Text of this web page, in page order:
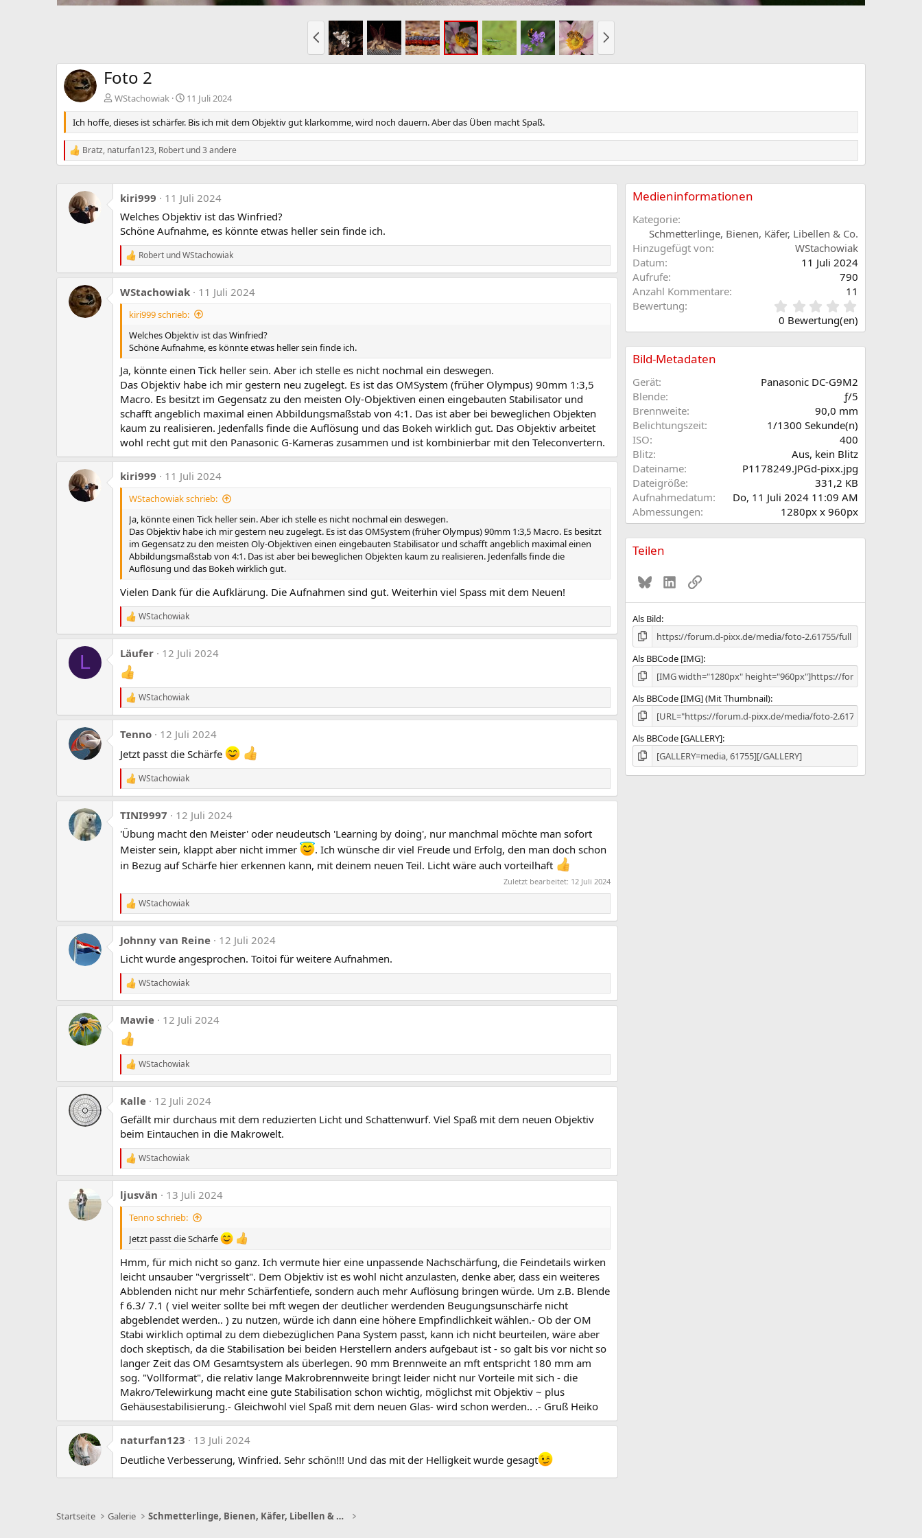
o
r
i
g
e
ä
c
e
Foto 2
WStachowiak
11 Juli 2024
Ich hoffe, dieses ist schärfer. Bis ich mit dem Objektiv gut klarkomme, wird noch dauern. Aber das Üben macht Spaß.
R
e
t
i
o
Bratz, naturfan123, Robert und 3 andere
kiri999
11 Juli 2024
Welches Objektiv ist das Winfried?
Schöne Aufnahme, es könnte etwas heller sein finde ich.
R
e
a
k
t
n
e
n
:
Robert undWStachowiak
WStachowiak 11 Juli 2024
kiri999 schrieb:
Welches Objektiv ist das Winfried?
Schöne Aufnahme, es könnte etwas heller sein finde ich.
Ja, könnte einen Tick heller sein. Aber ich stelle es nicht nochmal ein deswegen.
Das Objektiv habe ich mir gestern neu zugelegt. Es ist das OMSystem (früher Olympus) 90mm 1:3,5
Macro. Es besitzt im Gegensatz zu den meisten Oly-Objektiven einen eingebauten Stabilisator und
schafft angeblich maximal einen Abbildungsmaßstab von 4:1. Das ist aber bei beweglichen Objekten
kaum zu realisieren. Jedenfalls finde die Auflösung und das Bokeh wirklich gut. Das Objektiv arbeitet
wohl recht gut mit den Panasonic G-Kameras zusammen und ist kombinierbar mit den Teleconvertern.
kiri999 11 Juli 2024
WStachowiak schrieb:
Ja, könnte einen Tick heller sein. Aber ich stelle es nicht nochmal ein deswegen.
Das Objektiv habe ich mir gestern neu zugelegt. Es ist das OMSystem (früher Olympus) 90mm 1:3,5 Macro. Es besitzt
im Gegensatz zu den meisten Oly-Objektiven einen eingebauten Stabilisator und schafft angeblich maximal einen
Abbildungsmaßstab von 4:1. Das ist aber bei beweglichen Objekten kaum zu realisieren. Jedenfalls finde die
Auflösung und das Bokeh wirklich gut.
Vielen Dank für die Aufklärung. Die Aufnahmen sind gut. Weiterhin viel Spass mit dem Neuen!
R
e
a
k
i
o
n
e
n
:
WStachowiak
L Läufer 12 Juli 2024
R
e
a
k
i
o
n
e
n
:
WStachowiak
Tenno
12 Juli 2024
Jetzt passt die Schärfe
R
e
a
k
t
i
o
e
:
WStachowiak
TINI9997
12 Juli 2024
'Übung macht den Meister' oder neudeutsch 'Learning by doing', nur manchmal möchte man sofort
Meister sein, klappt aber nicht immer
. Ich wünsche dir viel Freude und Erfolg, den man doch schon
in Bezug auf Schärfe hier erkennen kann, mit deinem neuen Teil. Licht wäre auch vorteilhaft
Zuletzt bearbeitet: 12 Juli 2024
R
e
a
k
i
o
n
e
n
:
WStachowiak
Johnny van Reine
12 Juli 2024
Licht wurde angesprochen. Toitoi für weitere Aufnahmen.
R
e
a
k
i
o
n
e
n
:
WStachowiak
Mawie 12 Juli 2024
R
e
a
k
i
o
n
e
n
:
WStachowiak
Kalle
12 Juli 2024
Gefällt mir durchaus mit dem reduzierten Licht und Schattenwurf. Viel Spaß mit dem neuen Objektiv
beim Eintauchen in die Makrowelt.
R
e
a
k
t
e
n
:
WStachowiak
ljusvän 13 Juli 2024
Tenno schrieb:
Jetzt passt die Schärfe
Hmm, für mich nicht so ganz. Ich vermute hier eine unpassende Nachschärfung, die Feindetails wirken
leicht unsauber "vergrisselt". Dem Objektiv ist es wohl nicht anzulasten, denke aber, dass ein weiteres
Abblenden nicht nur mehr Schärfentiefe, sondern auch mehr Auflösung bringen würde. Um z.B. Blende
f 6.3/ 7.1 ( viel weiter sollte bei mft wegen der deutlicher werdenden Beugungsunschärfe nicht
abgeblendet werden.. ) zu nutzen, würde ich dann eine höhere Empfindlichkeit wählen.- Ob der OM
Stabi wirklich optimal zu dem diebezüglichen Pana System passt, kann ich nicht beurteilen, wäre aber
doch skeptisch, da die Stabilisation bei beiden Herstellern anders aufgebaut ist - so galt bis vor nicht so
langer Zeit das OM Gesamtsystem als überlegen. 90 mm Brennweite an mft entspricht 180 mm am
sog. "Vollformat", die relativ lange Makrobrennweite bringt leider nicht nur Vorteile mit sich - die
Makro/Telewirkung macht eine gute Stabilisation schon wichtig, möglichst mit Objektiv ~ plus
Gehäusestabilisierung.- Gleichwohl viel Spaß mit dem neuen Glas- wird schon werden.. .- Gruß Heiko
naturfan123
13 Juli 2024
Deutliche Verbesserung, Winfried. Sehr schön!!! Und das mit der Helligkeit wurde gesagt
Medieninformationen
Kategorie
Schmetterlinge, Bienen, Käfer, Libellen & Co.
Hinzugefügt von
WStachowiak
Datum
11 Juli 2024
Aufrufe
790
Anzahl Kommentare
11
Bewertung
0
0 Bewertung(en)
Bild-Metadaten
Gerät
Panasonic DC-G9M2
Blende
ƒ/5
Brennweite
90,0 mm
Belichtungszeit
1/1300 Sekunde(n)
ISO
400
Blitz
Aus, kein Blitz
Dateiname
P1178249.JPGd-pixx.jpg
Dateigröße
331,2 KB
Aufnahmedatum
Do, 11 Juli 2024 11:09 AM
Abmessungen
1280px x 960px
Teilen
BlueskyLinkedIn
Link
Als Bild
Als BBCode [IMG]
Als BBCode [IMG] (Mit Thumbnail)
Als BBCode [GALLERY]
Startseite Galerie Schmetterlinge, Bienen, Käfer, Libellen & Co.